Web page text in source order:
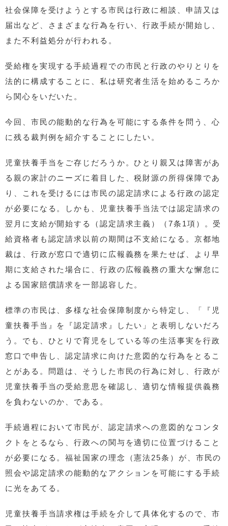
社会保障を受けようとする市民は行政に相談、申請又は
届出など、さまざまな行為を行い、行政手続が開始し、
また不利益処分が行われる。
受給権を実現する手続過程での市民と行政のやりとりを
法的に構成することに、私は研究者生活を始めるころか
ら関心をいだいた。
今回、市民の能動的な行為を可能にする条件を問う、心
に残る裁判例を紹介することにしたい。
児童扶養手当をご存じだろうか。ひとり親又は障害があ
る親の家計のニーズに着目した、税財源の所得保障であ
り、これを受けるには市民の認定請求による行政の認定
が必要になる。しかも、児童扶養手当法では認定請求の
翌月に支給が開始する（認定請求主義）（7条1項）。受
給資格者も認定請求以前の期間は不支給になる。京都地
裁は、行政が窓口で適切に広報義務を果たせば、より早
期に支給された場合に、行政の広報義務の重大な懈怠に
よる国家賠償請求を一部認容した。
標準の市民は、多様な社会保障制度から特定し、「『児
童扶養手当』を『認定請求』したい」と表明しないだろ
う。でも、ひとりで育児をしている等の生活事実を行政
窓口で申告し、認定請求に向けた意図的な行為をとるこ
とがある。問題は、そうした市民の行為に対し、行政が
児童扶養手当の受給意思を確認し、適切な情報提供義務
を負わないのか、である。
手続過程において市民が、認定請求への意図的なコンタ
クトをとるなら、行政への関与を適切に位置づけること
が必要になる。福祉国家の理念（憲法25条）が、市民の
照会や認定請求の能動的なアクションを可能にする手続
に光をあてる。
児童扶養手当請求権は手続を介して具体化するので、市